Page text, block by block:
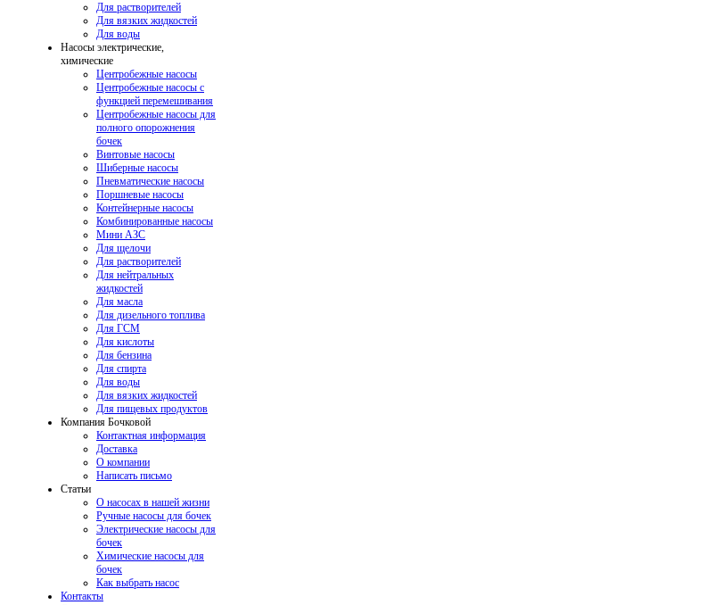
Для растворителей
Для вязких жидкостей
Для воды
Насосы электрические,
химические
Центробежные насосы
Центробежные насосы с
функцией перемешивания
Центробежные насосы для
полного опорожнения
бочек
Винтовые насосы
Шиберные насосы
Пневматические насосы
Поршневые насосы
Контейнерные насосы
Комбинированные насосы
Мини АЗС
Для щелочи
Для растворителей
Для нейтральных
жидкостей
Для масла
Для дизельного топлива
Для ГСМ
Для кислоты
Для бензина
Для спирта
Для воды
Для вязких жидкостей
Для пищевых продуктов
Компания Бочковой
Контактная информация
Доставка
О компании
Написать письмо
Cтатьи
О насосах в нашей жизни
Ручные насосы для бочек
Электрические насосы для
бочек
Химические насосы для
бочек
Как выбрать насос
Контакты